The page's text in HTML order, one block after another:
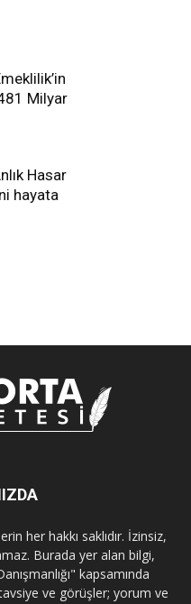
Milyar
Hasar
hayata
her hakkı saklıdır. İzinsiz,
Burada yer alan bilgi,
kapsamında
ve görüşler; yorum ve